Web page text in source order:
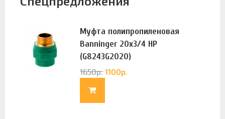
Муфта полипропиленовая
Banninger 20х3/4 НР
(G8243G2020)
1650р. 1100р.